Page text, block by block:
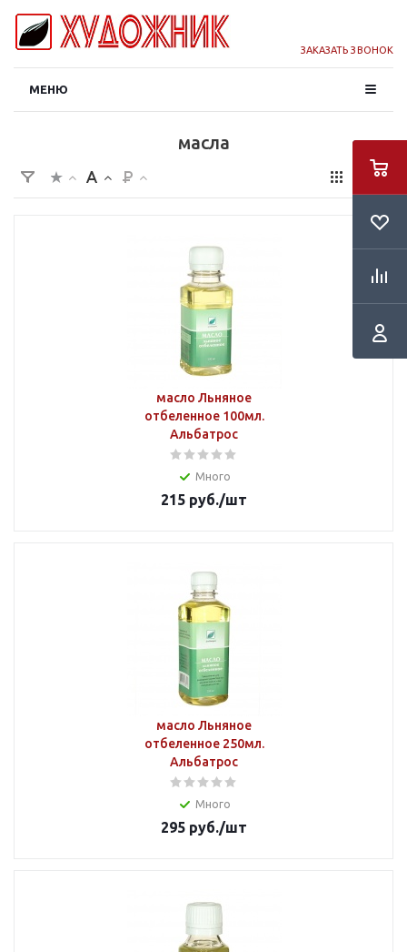
ЗАКАЗАТЬ ЗВОНОК
МЕНЮ
масла
масло Льняное
отбеленное 100мл.
Альбатрос
Много
215 руб./шт
масло Льняное
отбеленное 250мл.
Альбатрос
Много
295 руб./шт